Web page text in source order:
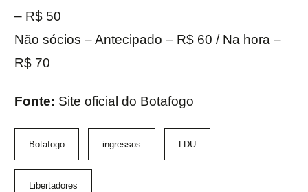
– R$ 50
Não sócios – Antecipado – R$ 60 / Na hora –
R$ 70
Fonte: Site oficial do Botafogo
Botafogo ingressos LDU
Libertadores